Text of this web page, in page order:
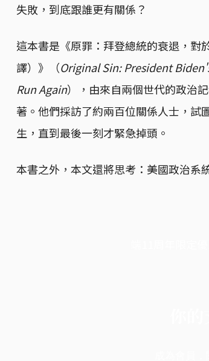
失敗，到底跟誰更有關係？
這本書是《原罪：拜登總統的衰退，對
譯）》（Original Sin: President
Run Again），由來自兩個世代的政治
著。他們採訪了約兩百位關係人士，試
生，直到最後一刻才緊急掉頭。
本書之外，本文還將思考：美國政治系